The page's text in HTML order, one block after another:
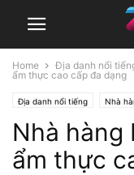
Home Địa danh nổi
ẩm thực cao cấp đa dạng
Địa danh nổi tiếng Nhà
Nhà hàng
ẩm thực